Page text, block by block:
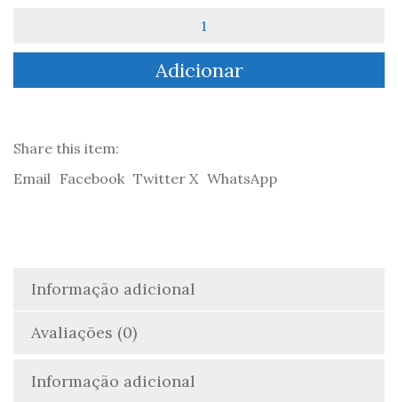
Todos
Meus
Azul
Helena
Adicionar
Share this item:
Email Facebook Twitter X WhatsApp
Informação adicional
Avaliações (0)
Informação adicional